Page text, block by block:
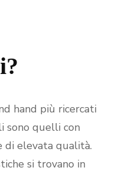
hand più ricercati
sono quelli con
di elevata qualità.
si trovano in